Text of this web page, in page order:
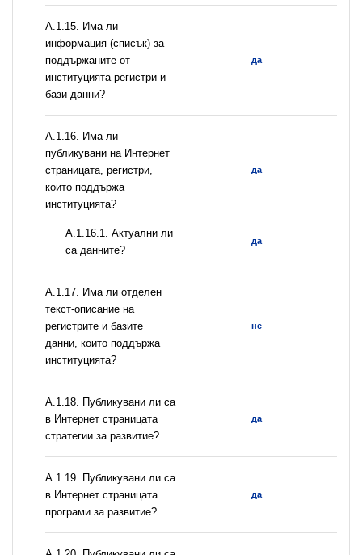
А.1.15. Има ли
информация (списък) за
поддържаните от
институцията регистри и
бази данни?
да
А.1.16. Има ли
публикувани на Интернет
страницата, регистри,
които поддържа
институцията?
да
A.1.16.1. Актуални ли
са данните?
да
А.1.17. Има ли отделен
текст-описание на
регистрите и базите
данни, които поддържа
институцията?
не
А.1.18. Публикувани ли са
в Интернет страницата
стратегии за развитие?
да
А.1.19. Публикувани ли са
в Интернет страницата
програми за развитие?
да